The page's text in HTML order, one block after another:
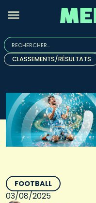
Rechercher :
Quand les résultats de
CLASSEMENTS/RÉSULTATS
FOOTBALL
03/08/2025